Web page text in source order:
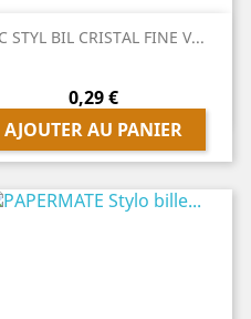
STYL BIL CRISTAL FINE V...
Prix
0,29 €
AJOUTER AU PANIER
 Aperçu rapide